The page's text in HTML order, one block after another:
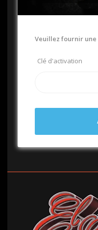
Veuillez fournir
Clé d'activation